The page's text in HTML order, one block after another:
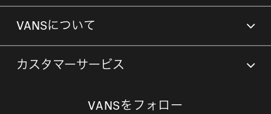
VANSについて
カスタマーサービス
VANSをフォロー